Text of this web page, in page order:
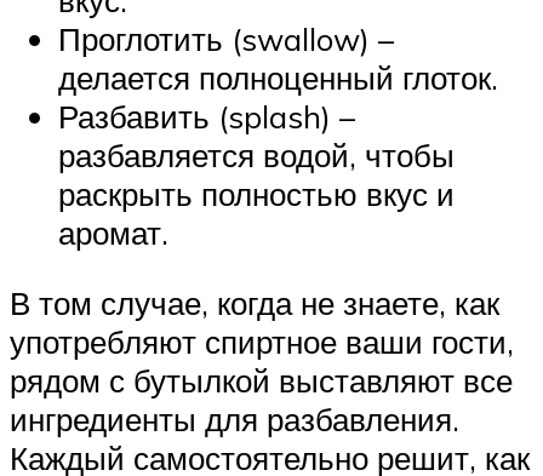
Проглотить (swallow) –
делается полноценный глоток.
Разбавить (splash) –
разбавляется водой, чтобы
раскрыть полностью вкус и
аромат.
В том случае, когда не знаете, как
употребляют спиртное ваши гости,
рядом с бутылкой выставляют все
ингредиенты для разбавления.
Каждый самостоятельно решит, как